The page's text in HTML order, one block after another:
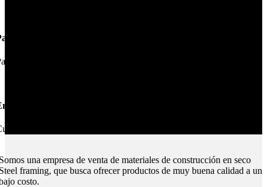
Seguros.
online en nuestra web.
Montevideo e Interior.
todo el país.
una empresa de venta de materiales de construcción en seco
framing, que busca ofrecer productos de muy buena calidad a un
costo.